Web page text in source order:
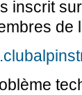
inscrit
de